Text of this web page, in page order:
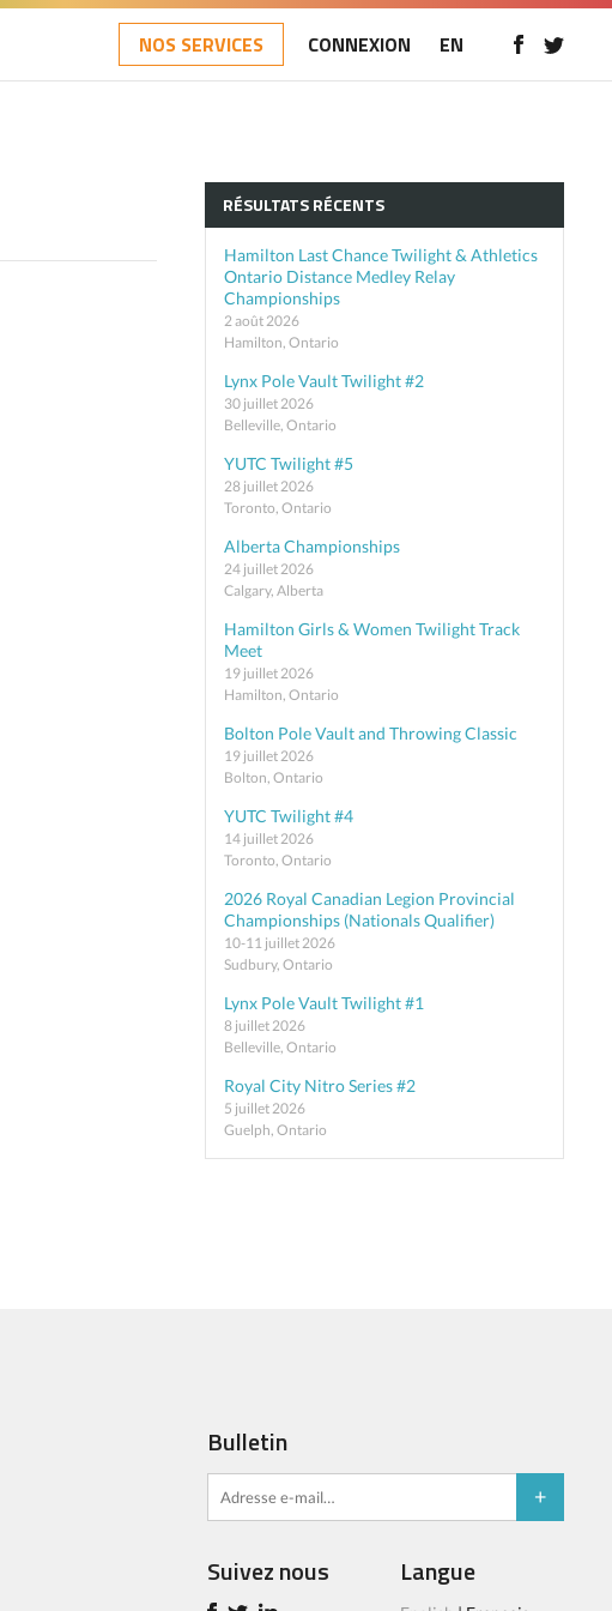
NOS SERVICES CONNEXION EN
RÉSULTATS RÉCENTS
Hamilton Last Chance Twilight & Athletics
Ontario Distance Medley Relay
Championships
2 août 2026
Hamilton, Ontario
Lynx Pole Vault Twilight #2
30 juillet 2026
Belleville, Ontario
YUTC Twilight #5
28 juillet 2026
Toronto, Ontario
Alberta Championships
24 juillet 2026
Calgary, Alberta
Hamilton Girls & Women Twilight Track
Meet
19 juillet 2026
Hamilton, Ontario
Bolton Pole Vault and Throwing Classic
19 juillet 2026
Bolton, Ontario
YUTC Twilight #4
14 juillet 2026
Toronto, Ontario
2026 Royal Canadian Legion Provincial
Championships (Nationals Qualifier)
10-11 juillet 2026
Sudbury, Ontario
Lynx Pole Vault Twilight #1
8 juillet 2026
Belleville, Ontario
Royal City Nitro Series #2
5 juillet 2026
Guelph, Ontario
Bulletin
Suivez nous Langue